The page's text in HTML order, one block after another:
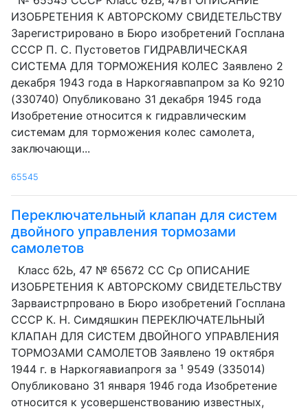
ИЗОБРЕТЕНИЯ К АВТОРСКОМУ СВИДЕТЕЛЬСТВУ
Зарегистрировано в Бюро изобретений Госплана
СССР П. С. Пустоветов ГИДРАВЛИЧЕСКАЯ
СИСТЕМА ДЛЯ ТОРМОЖЕНИЯ КОЛЕС Заявлено 2
декабря 1943 года в Наркогяавпапром за Ко 9210
(330740) Опубликовано 31 декабря 1945 года
Изобретение относится к гидравлическим
системам для торможения колес самолета,
заключающи...
65545
Переключательный клапан для систем
двойного управления тормозами
самолетов
Класс б2Ь, 47 № 65672 СС Ср ОПИСАНИЕ
ИЗОБРЕТЕНИЯ К АВТОРСКОМУ СВИДЕТЕЛЬСТВУ
Зарваистрпровано в Бюро изобретений Госплана
СССР К. Н. Симдяшкин ПЕРЕКЛЮЧАТЕЛЬНЫЙ
КЛАПАН ДЛЯ СИСТЕМ ДВОЙНОГО УПРАВЛЕНИЯ
ТОРМОЗАМИ САМОЛЕТОВ Заявлено 19 октября
1944 г. в Наркогяавиапрогя за ¹ 9549 (335014)
Опубликовано 31 января 194б года Изобретение
относится к усовершенствованию известных,